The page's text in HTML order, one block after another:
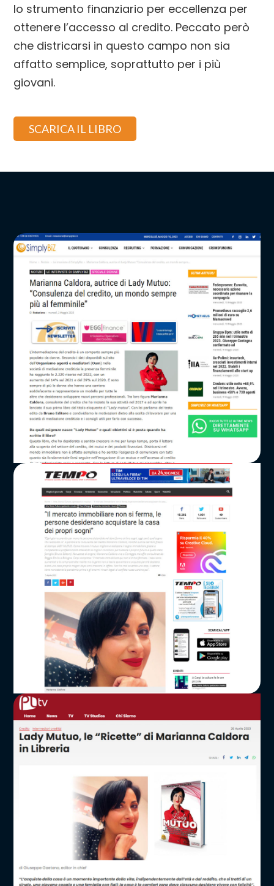
lo strumento finanziario per eccellenza per
ottenere l’accesso al credito. Peccato però
che districarsi in questo campo non sia
affatto semplice, soprattutto per i più
giovani.
SCARICA IL LIBRO